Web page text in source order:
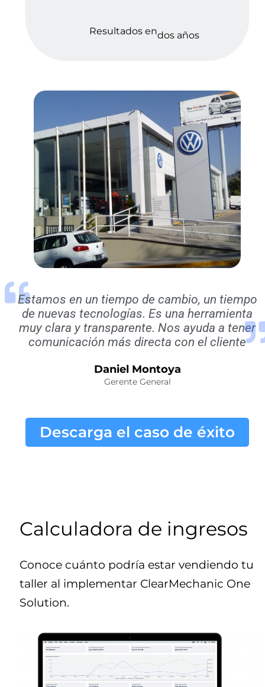
Resultados endos años
Estamos en un tiempo de cambio, un tiempo
de nuevas tecnologías. Es una herramienta
muy clara y transparente. Nos ayuda a tener
comunicación más directa con el cliente
Daniel Montoya
Gerente General
Descarga el caso de éxito
Calculadora de ingresos
Conoce cuánto podría estar vendiendo tu
taller al implementar ClearMechanic One
Solution.